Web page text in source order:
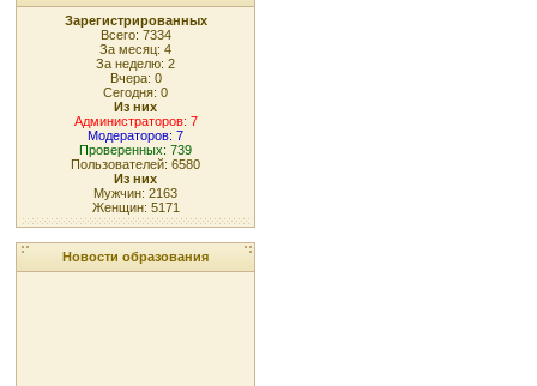
Зарегистрированных
Всего: 7334
За месяц: 4
За неделю: 2
Вчера: 0
Сегодня: 0
Из них
Администраторов: 7
Модераторов: 7
Проверенных: 739
Пользователей: 6580
Из них
Мужчин: 2163
Женщин: 5171
Новости образования